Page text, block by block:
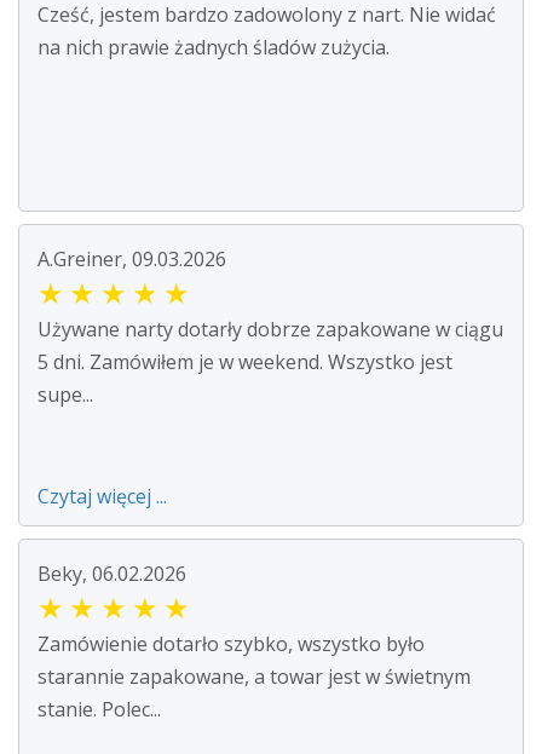
Cześć, jestem bardzo zadowolony z nart. Nie widać
na nich prawie żadnych śladów zużycia.
A.Greiner, 09.03.2026
★ ★ ★ ★ ★
Używane narty dotarły dobrze zapakowane w ciągu
5 dni. Zamówiłem je w weekend. Wszystko jest
supe...
Czytaj więcej ...
Beky, 06.02.2026
★ ★ ★ ★ ★
Zamówienie dotarło szybko, wszystko było
starannie zapakowane, a towar jest w świetnym
stanie. Polec...